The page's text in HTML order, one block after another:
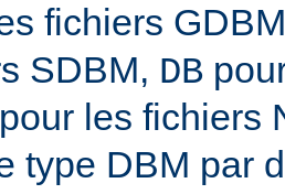
fichiers
SDBM, DB
pour les fichiers
type DBM par